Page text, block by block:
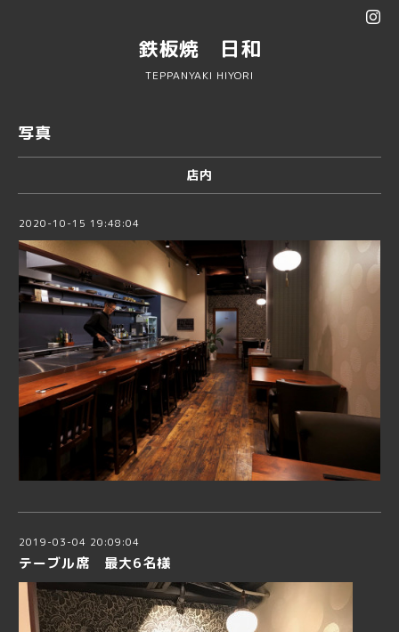
鉄板焼 日和
TEPPANYAKI HIYORI
写真
店内
2020-10-15 19:48:04
2019-03-04 20:09:04
テーブル席 最大6名様